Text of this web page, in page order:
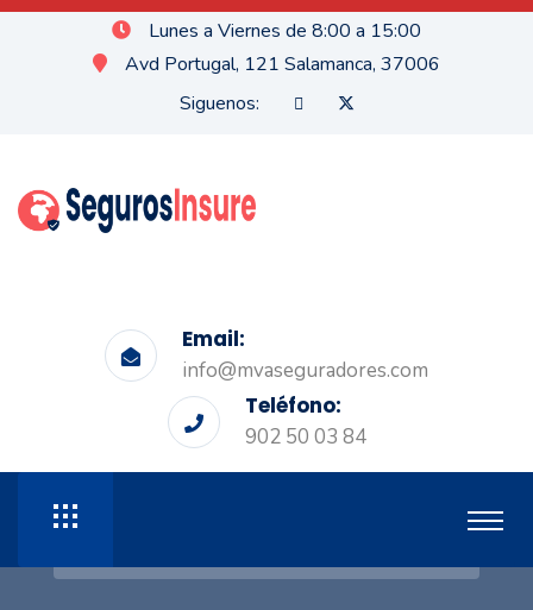
Lunes a Viernes de 8:00 a 15:00
Avd Portugal, 121 Salamanca, 37006
Siguenos:
Email:
info@mvaseguradores.com
Teléfono:
902 50 03 84